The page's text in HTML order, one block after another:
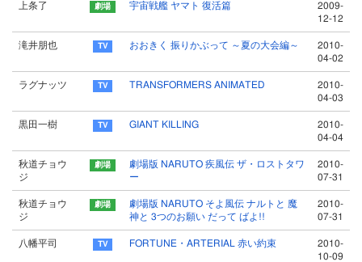
上条了 宇宙戦艦 ヤマト 復活篇
2009-
12-12
滝井朋也 おおきく 振りかぶって ～夏の大会編～
2010-
04-02
ラグナッツ TRANSFORMERS ANIMATED
2010-
04-03
黒田一樹 GIANT KILLING
2010-
04-04
秋道チョウ
ジ
劇場版 NARUTO 疾風伝 ザ・ロストタワ
ー
2010-
07-31
秋道チョウ
ジ
劇場版 NARUTO そよ風伝 ナルトと 魔
神と 3つのお願い だって ばよ!!
2010-
07-31
八幡平司 FORTUNE・ARTERIAL 赤い約束
2010-
10-09